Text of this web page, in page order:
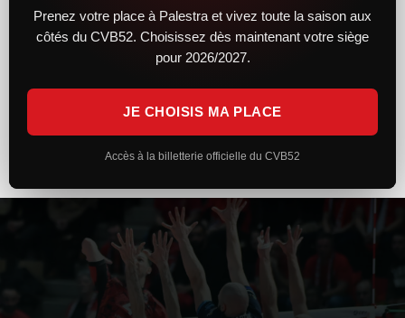
LIRE LA SUITE »
Prenez votre place à Palestra et vivez toute la saison aux
côtés du CVB52. Choisissez dès maintenant votre siège
pour 2026/2027.
JE CHOISIS MA PLACE
Accès à la billetterie officielle du CVB52